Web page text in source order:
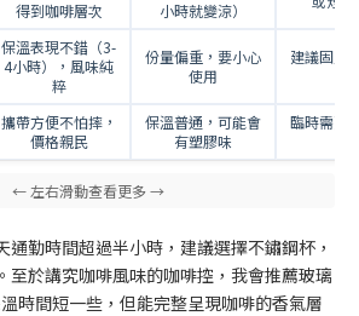
得到咖啡層次
小時就變涼）
保溫表現不錯（3-
4小時），風味純
粹
份量偏重，要小心
使用
建議固定
攜帶方便不怕摔，
價格親民
保溫普通，可能會
有塑膠味
臨時需要
通勤時間超過半小時，建議選擇不鏽鋼杯，
至於講究咖啡風味的咖啡控，我會推薦玻璃
時間短一些，但能完整呈現咖啡的香氣層